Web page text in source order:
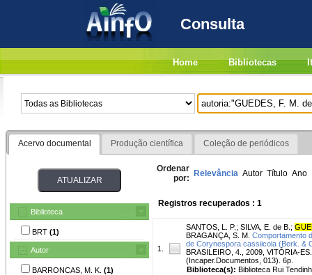
Consulta
Home Bibliotecas
Acervo documental Produção científica Coleção de periódicos
Biblioteca
BRT (1)
Autor
BARRONCAS, M. K. (1)
Ordenar
por: Relevância Autor Título Ano
Registros recuperados : 1
1.
SANTOS, L. P. ; SILVA, E. de B. ;
BRAGANÇA, S. M. Comportamento
de Corynespora cassiicola (Berk. &
BRASILEIRO, 4., 2009, VITÓRIA-
(Incaper.Documentos, 013). 6p.
Biblioteca(s): Biblioteca Rui